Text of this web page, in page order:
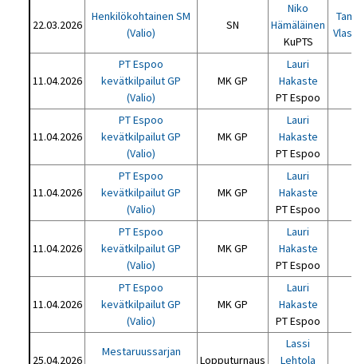
22.03.2026
Henkilökohtainen SM
(Valio)
SN
Niko
Hämäläinen
KuPTS
11.04.2026
PT Espoo
kevätkilpailut GP
(Valio)
MK GP
Lauri
Hakaste
PT Espoo
11.04.2026
PT Espoo
kevätkilpailut GP
(Valio)
MK GP
Lauri
Hakaste
PT Espoo
11.04.2026
PT Espoo
kevätkilpailut GP
(Valio)
MK GP
Lauri
Hakaste
PT Espoo
11.04.2026
PT Espoo
kevätkilpailut GP
(Valio)
MK GP
Lauri
Hakaste
PT Espoo
11.04.2026
PT Espoo
kevätkilpailut GP
(Valio)
MK GP
Lauri
Hakaste
PT Espoo
25.04.2026
Mestaruussarjan
Lopputurnaus
Lassi
Lehtola